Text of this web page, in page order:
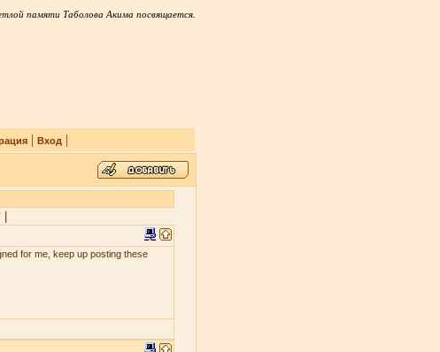
памяти Таболова Акима посвящается.
| Вход |
|
for me, keep up posting these